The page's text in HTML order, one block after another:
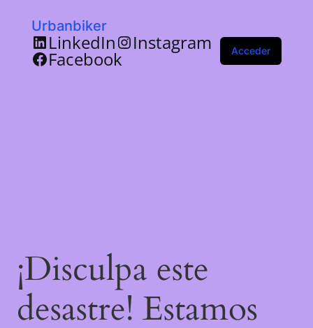
Urbanbiker
LinkedIn Instagram
Facebook Acceder
¡Disculpa este
desastre! Estamos